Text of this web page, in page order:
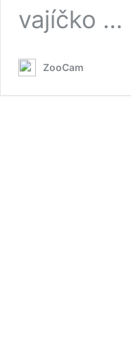
vajíčko …
ZooCam